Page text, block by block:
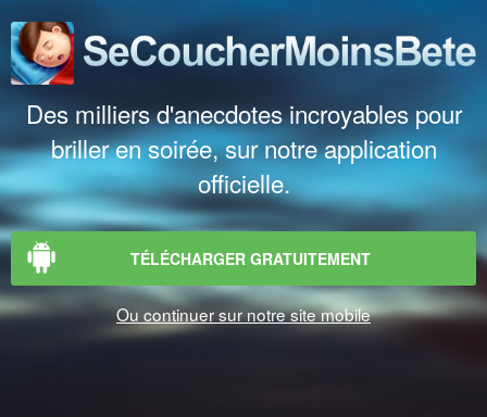
Des milliers d'anecdotes incroyables pour
briller en soirée, sur notre application
officielle.
TÉLÉCHARGER GRATUITEMENT
Ou continuer sur notre site mobile